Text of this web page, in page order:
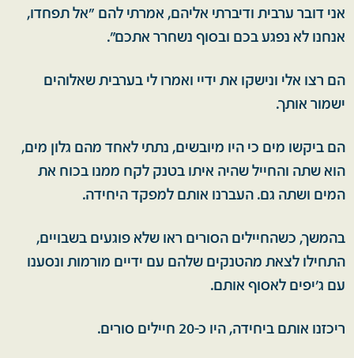
אני דובר ערבית ודיברתי אליהם, אמרתי להם "אל תפחדו,
אנחנו לא נפגע בכם ובסוף נשחרר אתכם".
הם רצו אלי ונישקו את ידיי ואמרו לי בערבית שאלוהים
ישמור אותך.
הם ביקשו מים כי היו מיובשים, נתתי לאחד מהם גלון מים,
הוא שתה והחייל שהיה איתו בטנק לקח ממנו בכוח את
המים ושתה גם. העברנו אותם למפקד היחידה.
בהמשך, כשהחיילים הסורים ראו שלא פוגעים בשבויים,
התחילו לצאת מהטנקים שלהם עם ידיים מורמות ונסענו
עם ג'יפים לאסוף אותם.
ריכזנו אותם ביחידה, היו כ-20 חיילים סורים.